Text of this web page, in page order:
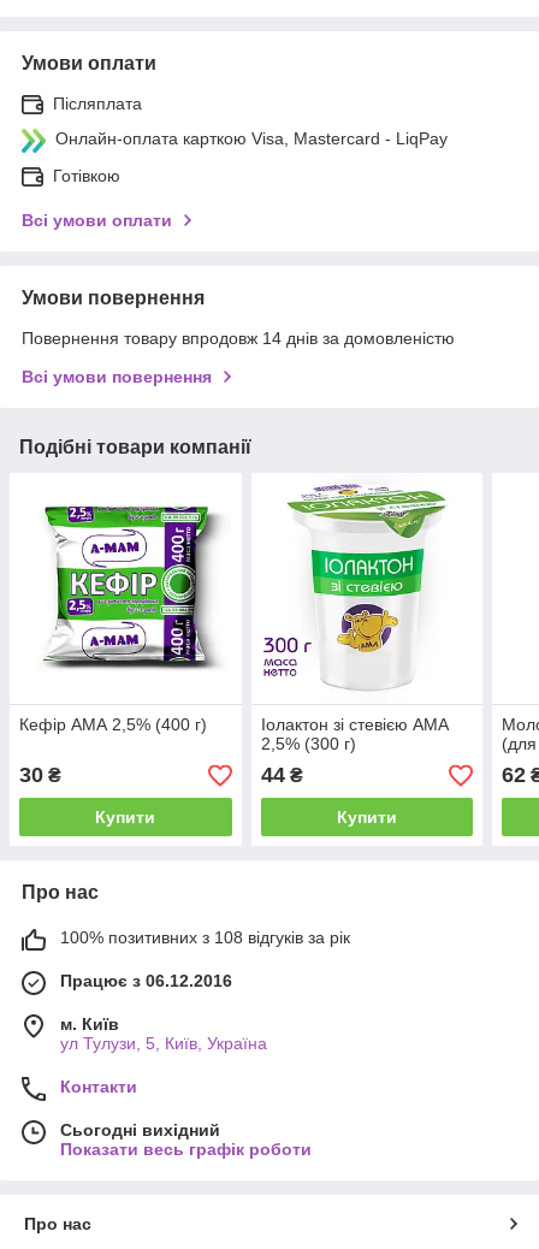
Умови оплати
Післяплата
Онлайн-оплата карткою Visa, Mastercard - LiqPay
Готівкою
Всі умови оплати
Умови повернення
Повернення товару впродовж 14 днів за домовленістю
Всі умови повернення
Подібні товари компанії
Кефір АМА 2,5% (400 г)
30 ₴
Купити
Іолактон зі стевією АМА
2,5% (300 г)
44₴
Купити
(для
62
Про нас
100% позитивних з 108 відгуків за рік
Працює з 06.12.2016
м. Київ
ул Тулузи, 5, Київ, Україна
Контакти
Сьогодні вихідний
Показати весь графік роботи
Про нас